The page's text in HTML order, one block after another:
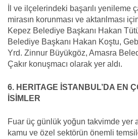
İl ve ilçelerindeki başarılı yenileme
mirasın korunması ve aktarılması
Kepez Belediye Başkanı Hakan
Belediye Başkanı Hakan Koştu,
Yrd. Zinnur Büyükgöz, Amasra
Çakır konuşmacı olarak yer aldı.
6. HERITAGE İSTANBUL’DA EN
İSİMLER
Fuar üç günlük yoğun takvimde yer
kamu ve özel sektörün önemli